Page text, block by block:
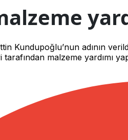
Kundupoğlu’nun adının
malzeme yardımı